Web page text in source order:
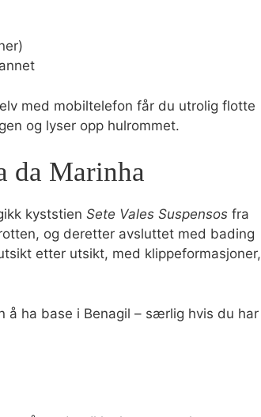
med mobiltelefon får du utrolig flotte
og lyser opp hulrommet.
da Marinha
kyststien Sete Vales Suspensos fra
og deretter avsluttet med bading
etter utsikt, med klippeformasjoner,
å ha base i Benagil – særlig hvis du har